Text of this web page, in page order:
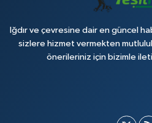
Iğdır ve çevresine dair en güncel
sizlere hizmet vermekten
önerileriniz için bizimle